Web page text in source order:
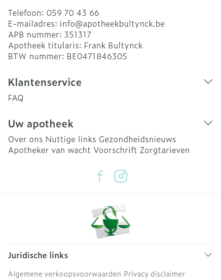
Telefoon: 059 70 43 66
E-mailadres: info@apotheekbultynck.be
APB nummer: 351317
Apotheek titularis: Frank Bultynck
BTW nummer: BE0471846305
Klantenservice
FAQ
Uw apotheek
Over ons Nuttige links Gezondheidsnieuws
Apotheker van wacht Voorschrift Zorgtarieven
Juridische links
Algemene verkoopsvoorwaarden Privacy disclaimer